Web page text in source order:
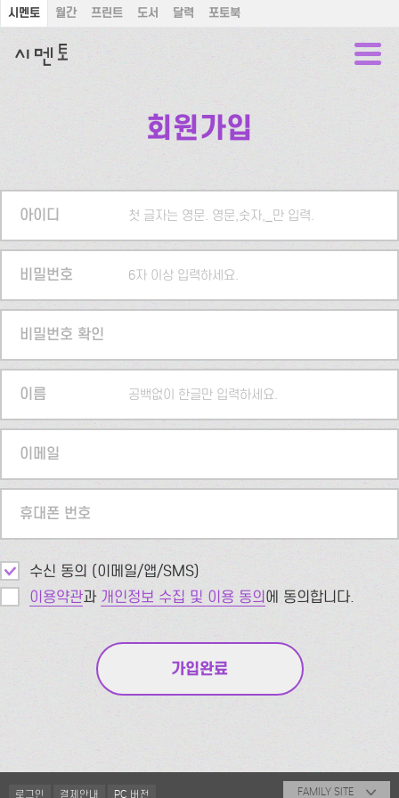
시멘토 월간 프린트 도서 달력 포토북
회원가입
아이디 첫 글자는 영문. 영문,숫자,_만 입력.
비밀번호 6자 이상 입력하세요.
비밀번호 확인
이름 공백없이 한글만 입력하세요.
이메일
휴대폰 번호
수신 동의 (이메일/앱/SMS)
이용약관과 개인정보 수집 및 이용 동의에 동의합니다.
로그인 결제안내 PC 버전 FAMILY SITE